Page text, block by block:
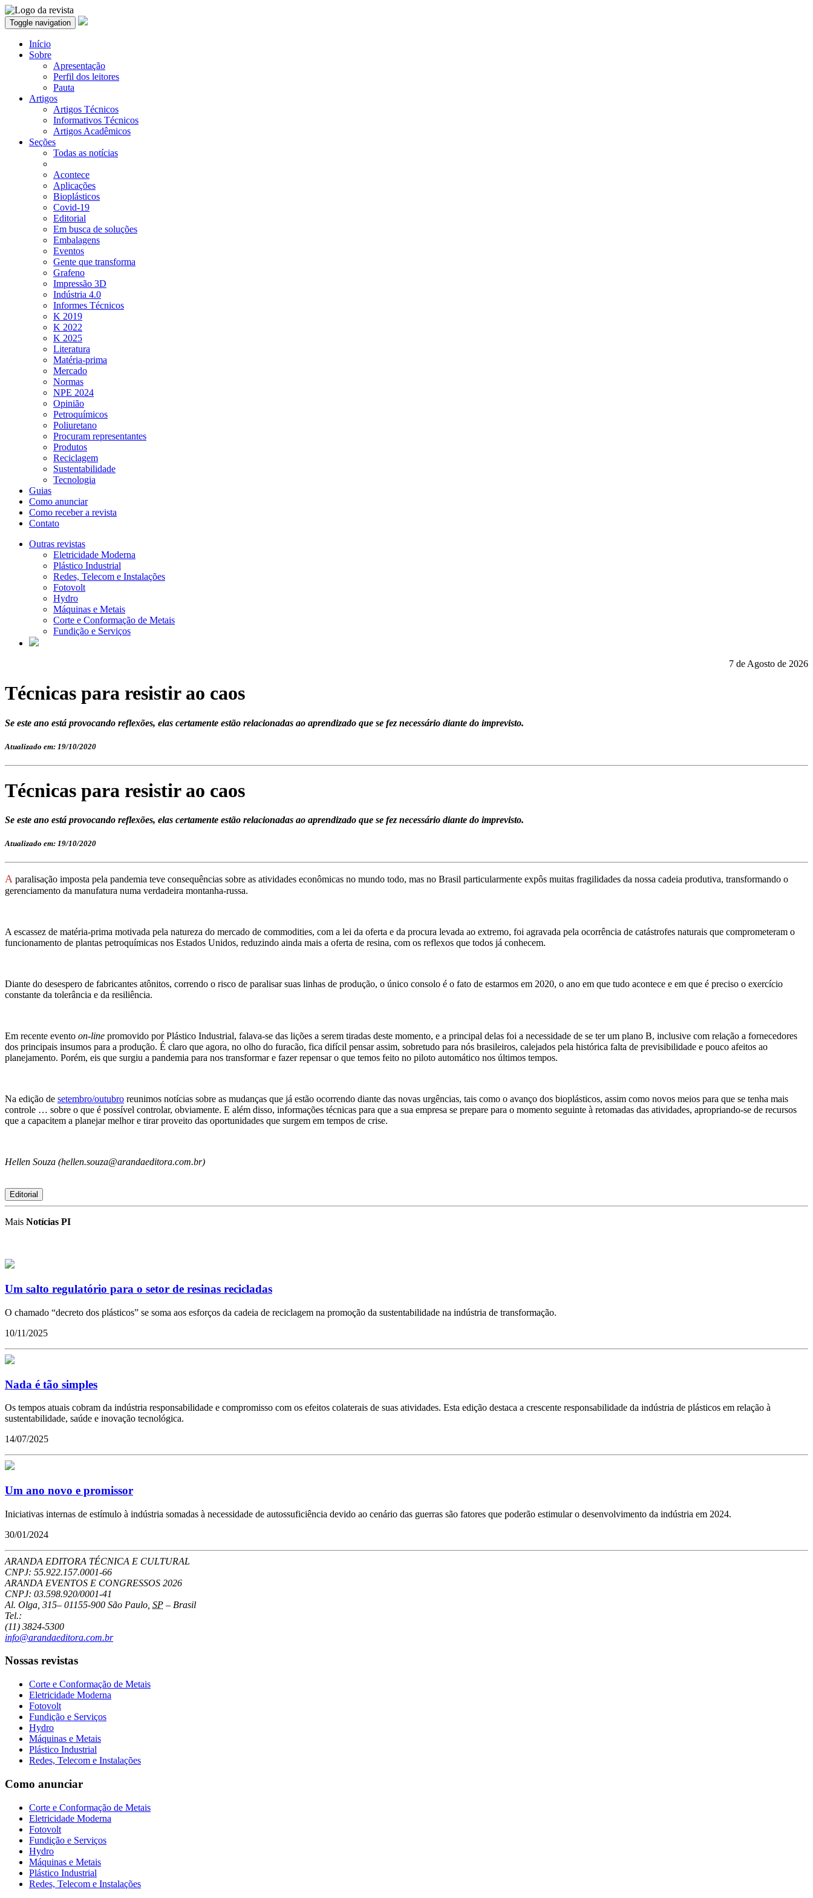
Toggle navigation
Início
Sobre
Apresentação
Perfil dos leitores
Pauta
Artigos
Artigos Técnicos
Informativos Técnicos
Artigos Acadêmicos
Seções
Todas as notícias
Acontece
Aplicações
Bioplásticos
Covid-19
Editorial
Em busca de soluções
Embalagens
Eventos
Gente que transforma
Grafeno
Impressão 3D
Indústria 4.0
Informes Técnicos
K 2019
K 2022
K 2025
Literatura
Matéria-prima
Mercado
Normas
NPE 2024
Opinião
Petroquímicos
Poliuretano
Procuram representantes
Produtos
Reciclagem
Sustentabilidade
Tecnologia
Guias
Como anunciar
Como receber a revista
Contato
Outras revistas
Eletricidade Moderna
Plástico Industrial
Redes, Telecom e Instalações
Fotovolt
Hydro
Máquinas e Metais
Corte e Conformação de Metais
Fundição e Serviços
7 de Agosto de 2026
Técnicas para resistir ao caos
Se este ano está provocando reflexões, elas certamente estão relacionadas ao aprendizado que se fez necessário diante do imprevisto.
Atualizado em: 19/10/2020
Técnicas para resistir ao caos
Se este ano está provocando reflexões, elas certamente estão relacionadas ao aprendizado que se fez necessário diante do imprevisto.
Atualizado em: 19/10/2020
A paralisação imposta pela pandemia teve consequências sobre as atividades econômicas no mundo todo, mas no Brasil particularmente expôs muitas fragilidades da nossa cadeia produtiva, transformando o
gerenciamento da manufatura numa verdadeira montanha-russa.
A escassez de matéria-prima motivada pela natureza do mercado de commodities, com a lei da oferta e da procura levada ao extremo, foi agravada pela ocorrência de catástrofes naturais que comprometeram o
funcionamento de plantas petroquímicas nos Estados Unidos, reduzindo ainda mais a oferta de resina, com os reflexos que todos já conhecem.
Diante do desespero de fabricantes atônitos, correndo o risco de paralisar suas linhas de produção, o único consolo é o fato de estarmos em 2020, o ano em que tudo acontece e em que é preciso o exercício
constante da tolerância e da resiliência.
Em recente evento on-line promovido por Plástico Industrial, falava-se das lições a serem tiradas deste momento, e a principal delas foi a necessidade de se ter um plano B, inclusive com relação a fornecedores
dos principais insumos para a produção. É claro que agora, no olho do furacão, fica difícil pensar assim, sobretudo para nós brasileiros, calejados pela histórica falta de previsibilidade e pouco afeitos ao
planejamento. Porém, eis que surgiu a pandemia para nos transformar e fazer repensar o que temos feito no piloto automático nos últimos tempos.
Na edição de setembro/outubro reunimos notícias sobre as mudanças que já estão ocorrendo diante das novas urgências, tais como o avanço dos bioplásticos, assim como novos meios para que se tenha mais
controle … sobre o que é possível controlar, obviamente. E além disso, informações técnicas para que a sua empresa se prepare para o momento seguinte à retomadas das atividades, apropriando-se de recursos
que a capacitem a planejar melhor e tirar proveito das oportunidades que surgem em tempos de crise.
Hellen Souza (hellen.souza@arandaeditora.com.br)
Editorial
Mais Notícias PI
Um salto regulatório para o setor de resinas recicladas
O chamado “decreto dos plásticos” se soma aos esforços da cadeia de reciclagem na promoção da sustentabilidade na indústria de transformação.
10/11/2025
Nada é tão simples
Os tempos atuais cobram da indústria responsabilidade e compromisso com os efeitos colaterais de suas atividades. Esta edição destaca a crescente responsabilidade da indústria de plásticos em relação à
sustentabilidade, saúde e inovação tecnológica.
14/07/2025
Um ano novo e promissor
Iniciativas internas de estímulo à indústria somadas à necessidade de autossuficiência devido ao cenário das guerras são fatores que poderão estimular o desenvolvimento da indústria em 2024.
30/01/2024
ARANDA EDITORA TÉCNICA E CULTURAL
CNPJ: 55.922.157.0001-66
ARANDA EVENTOS E CONGRESSOS 2026
CNPJ: 03.598.920/0001-41
Al. Olga, 315– 01155-900 São Paulo SP – Brasil
Tel.:
(11) 3824-5300
info@arandaeditora.com.br
Nossas revistas
Corte e Conformação de Metais
Eletricidade Moderna
Fotovolt
Fundição e Serviços
Hydro
Máquinas e Metais
Plástico Industrial
Redes, Telecom e Instalações
Como anunciar
Corte e Conformação de Metais
Eletricidade Moderna
Fotovolt
Fundição e Serviços
Hydro
Máquinas e Metais
Plástico Industrial
Redes, Telecom e Instalações